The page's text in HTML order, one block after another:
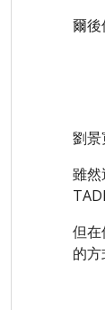
爾
劉
雖
但
的